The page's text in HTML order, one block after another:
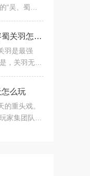
“吴、蜀、
游戏内容。
国模式显然
少年三国志最强阵容蜀关羽怎么玩
羽是最强
，关羽无论
能以攻击输
说是不可多
么玩
的重头戏。
家集团队协